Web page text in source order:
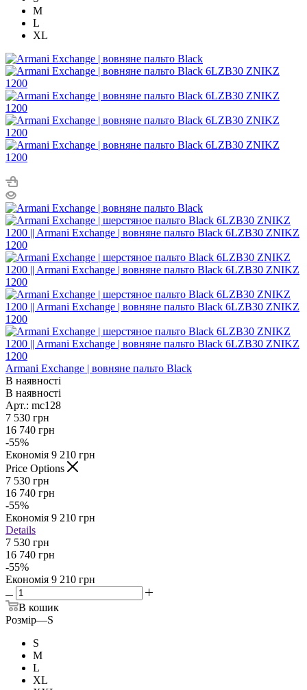
M
L
XL
Armani Exchange | вовняне пальто Black
В наявності
В наявності
Арт.: mc128
7 530 грн
16 740 грн
-55%
Економія 9 210 грн
Price Options
7 530 грн
16 740 грн
-55%
Економія 9 210 грн
Details
7 530 грн
16 740 грн
-55%
Економія 9 210 грн
В кошик
Розмір—S
S
M
L
XL